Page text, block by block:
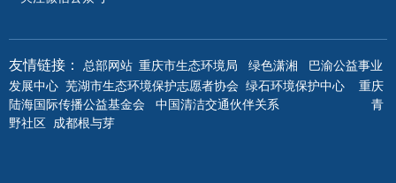
友情链接： 总部网站 重庆市生态环境局 绿色潇湘
巴渝公益事业
发展中心 芜湖市生态环境保护志愿者协会 绿石环境保护中心
重庆
陆海国际传播公益基金会
中国清洁交通伙伴关系
青
野社区 成都根与芽